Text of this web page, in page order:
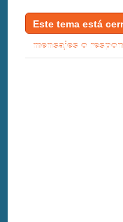
Este tema está
mensajes o